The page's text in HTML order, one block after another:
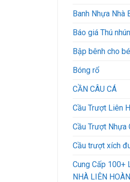
Banh Nhựa Nhà
Báo giá Thú
Bập bênh cho bé
Bóng rổ
CẦN CÂU CÁ
Cầu Trượt Liên
Cầu Trượt Nhựa
Cầu trượt xích
Cung Cấp 100+
NHÀ LIÊN HOÀN